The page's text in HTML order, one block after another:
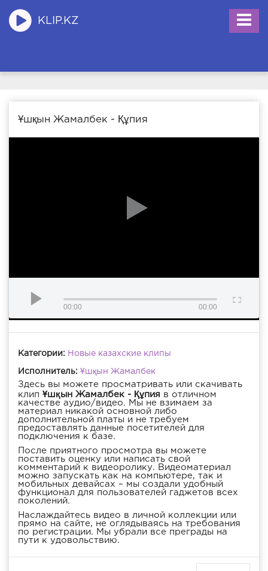
KLIP.KZ
Ұшқын Жамалбек - Құпия
00:00 00:00
Категории: Новые казахские клипы
Исполнитель: Ұшқын Жамалбек
Здесь вы можете просматривать или скачивать
клип Ұшқын Жамалбек - Құпия в отличном
качестве аудио/видео. Мы не взимаем за
материал никакой основной либо
дополнительной платы и не требуем
предоставлять данные посетителей для
подключения к базе.
После приятного просмотра вы можете
поставить оценку или написать свой
комментарий к видеоролику. Видеоматериал
можно запускать как на компьютере, так и
мобильных девайсах – мы создали удобный
функционал для пользователей гаджетов всех
поколений.
Наслаждайтесь видео в личной коллекции или
прямо на сайте, не оглядываясь на требования
по регистрации. Мы убрали все преграды на
пути к удовольствию.